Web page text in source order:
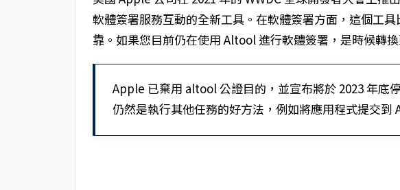
軟體簽署服務互動的全新工具。在軟體簽署方面，這個工
靠。如果您目前仍在使用 Altool 進行軟體簽署，是時候轉
Apple 已棄用 altool 公證目的，並宣布將於 2023 年底
仍然是執行其他任務的好方法，例如將應用程式提交到